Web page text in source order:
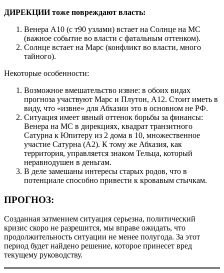
ДИРЕКЦИИ тоже повреждают власть:
Венера А10 (с т90 узлами) встает на Солнце на МС
(важное событие во власти с фатальным оттенком).
Солнце встает на Марс (конфликт во власти, много
тайного).
Некоторые особенности:
Возможное вмешательство извне: в обоих видах
прогноза участвуют Марс и Плутон, А12. Стоит иметь в
виду, что «извне» для Абхазии это в основном не РФ.
Ситуация имеет явный оттенок борьбы за финансы:
Венера на МС в дирекциях, квадрат транзитного
Сатурна к Юпитеру из 2 дома в 10, множественное
участие Сатурна (А2). К тому же Абхазия, как
территория, управляется знаком Тельца, который
неравнодушен в деньгам.
В деле замешаны интересы старых родов, что в
потенциале способно привести к кровавым стычкам.
ПРОГНОЗ:
Созданная затмением ситуация серьезна, политический
кризис скоро не разрешится, мы вправе ожидать, что
продолжительность ситуации не менее полугода. За этот
период будет найдено решение, которое принесет вред
текущему руководству.